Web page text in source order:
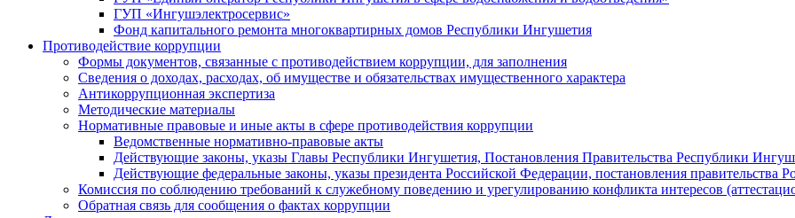
ГУП «Ингушэлектросервис»
Фонд капитального ремонта многоквартирных домов Республики Ингушетия
Противодействие коррупции
Формы документов, связанные с противодействием коррупции, для заполнения
Сведения о доходах, расходах, об имуществе и обязательствах имущественного характера
Антикоррупционная экспертиза
Методические материалы
Нормативные правовые и иные акты в сфере противодействия коррупции
Ведомственные нормативно-правовые акты
Действующие законы, указы Главы Республики Ингушетия, Постановления Правительства Республики
Действующие федеральные законы, указы президента Российской Федерации, постановления правительства
Комиссия по соблюдению требований к служебному поведению и урегулированию конфликта интересов
Обратная связь для сообщения о фактах коррупции